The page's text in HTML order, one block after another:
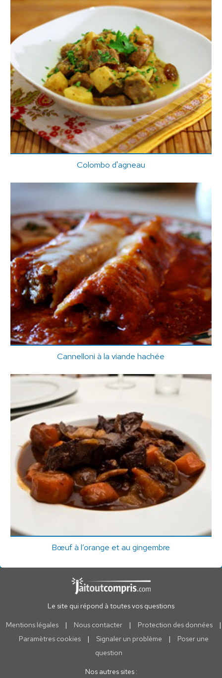
Colombo d'agneau
Cannelloni à la viande hachée
Bœuf à l’orange et au gingembre
Le site qui répond à toutes vos questions
Mentions légales | Nous contacter | Protection des données
|
Paramètres cookies
| Signaler un problème |
Poser une
question
Nos autres sites :